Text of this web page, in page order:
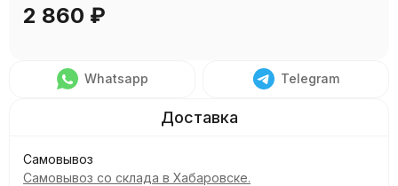
2 860 ₽
Whatsapp Telegram
Самовывоз
Самовывоз со склада в Хабаровске.